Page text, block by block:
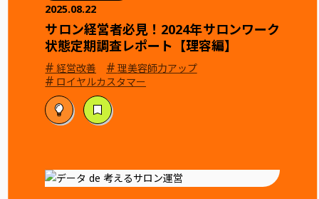
2025.08.22
サロン経営者必見！2024年サロンワーク
状態定期調査レポート【理容編】
#経営改善 # 理美容師力アップ
# ロイヤルカスタマー